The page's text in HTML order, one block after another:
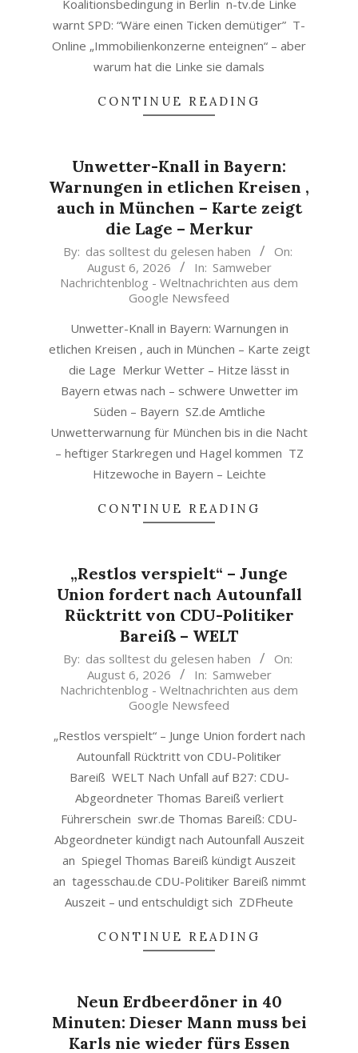
Koalitionsbedingung in Berlin n-tv.de Linke
warnt SPD: “Wäre einen Ticken demütiger” T-
Online „Immobilienkonzerne enteignen“ – aber
warum hat die Linke sie damals
CONTINUE READING
Unwetter-Knall in Bayern:
Warnungen in etlichen Kreisen ,
auch in München – Karte zeigt
die Lage – Merkur
2026-
06
By: das solltest du gelesen haben
On:
August 6, 2026
In: Samweber
Nachrichtenblog - Weltnachrichten aus dem
Google Newsfeed
Unwetter-Knall in Bayern: Warnungen in
etlichen Kreisen , auch in München – Karte zeigt
die Lage Merkur Wetter – Hitze lässt in
Bayern etwas nach – schwere Unwetter im
Süden – Bayern SZ.de Amtliche
Unwetterwarnung für München bis in die Nacht
– heftiger Starkregen und Hagel kommen TZ
Hitzewoche in Bayern – Leichte
CONTINUE READING
„Restlos verspielt“ – Junge
Union fordert nach Autounfall
Rücktritt von CDU-Politiker
Bareiß – WELT
2026-
06
By: das solltest du gelesen haben
On:
August 6, 2026
In: Samweber
Nachrichtenblog - Weltnachrichten aus dem
Google Newsfeed
„Restlos verspielt“ – Junge Union fordert nach
Autounfall Rücktritt von CDU-Politiker
Bareiß WELT Nach Unfall auf B27: CDU-
Abgeordneter Thomas Bareiß verliert
Führerschein swr.de Thomas Bareiß: CDU-
Abgeordneter kündigt nach Autounfall Auszeit
an Spiegel Thomas Bareiß kündigt Auszeit
an tagesschau.de CDU-Politiker Bareiß nimmt
Auszeit – und entschuldigt sich ZDFheute
CONTINUE READING
Neun Erdbeerdöner in 40
Minuten: Dieser Mann muss bei
Karls nie wieder fürs Essen